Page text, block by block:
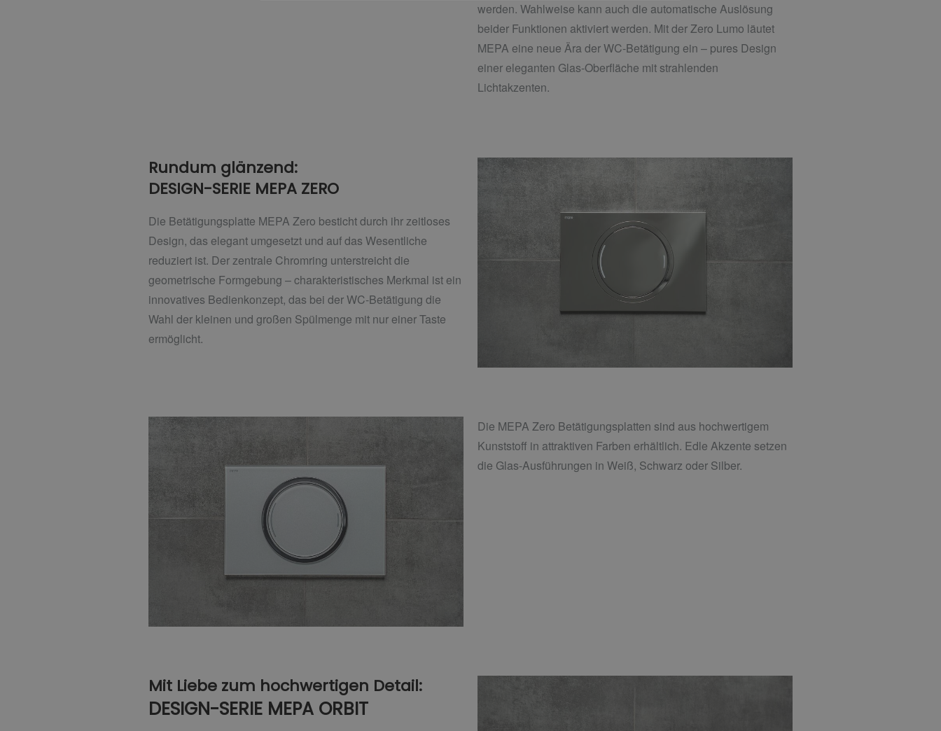
werden. Wahlweise kann auch die automatische Auslösung
beider Funktionen aktiviert werden. Mit der Zero Lumo läutet
MEPA eine neue Ära der WC-Betätigung ein – pures Design
einer eleganten Glas-Oberfläche mit strahlenden
Lichtakzenten.
Rundum glänzend:
DESIGN-SERIE MEPA ZERO
Die Betätigungsplatte MEPA Zero besticht durch ihr zeitloses
Design, das elegant umgesetzt und auf das Wesentliche
reduziert ist. Der zentrale Chromring unterstreicht die
geometrische Formgebung – charakteristisches Merkmal ist ein
innovatives Bedienkonzept, das bei der WC-Betätigung die
Wahl der kleinen und großen Spülmenge mit nur einer Taste
ermöglicht.
Die MEPA Zero Betätigungsplatten sind aus hochwertigem
Kunststoff in attraktiven Farben erhältlich. Edle Akzente setzen
die Glas-Ausführungen in Weiß, Schwarz oder Silber.
Mit Liebe zum hochwertigen Detail:
DESIGN-SERIE MEPA ORBIT